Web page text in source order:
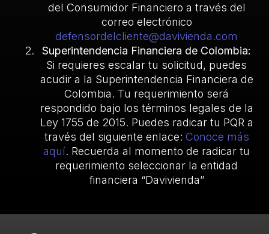
del Consumidor Financiero a través del
correo electrónico
defensordelcliente@davivienda.com
Superintendencia Financiera de Colombia:
Si requieres escalar tu solicitud, puedes
acudir a la Superintendencia Financiera de
Colombia. Tu requerimiento será
respondido bajo los términos legales de la
Ley 1755 de 2015. Puedes radicar tu PQR a
través del siguiente enlace: Conoce más
aquí. Recuerda al momento de radicar tu
requerimiento seleccionar la entidad
financiera “Davivienda”